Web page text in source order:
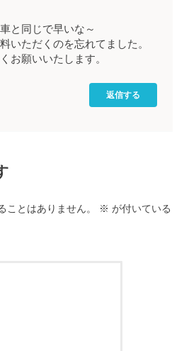
と同じで早いな～
いただくのを忘れてました。
お願いいたします。
返信する
ことはありません。 ※ が付いている